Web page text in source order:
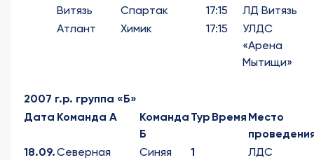
Витязь
Спартак 17:15
ЛД Витязь
Атлант
Химик 17:15
УЛДС
«Арена
Мытищи»
2007 г.р. группа «Б»
Дата Команда А
Команда
Б
Тур Время Место
18.09.Северная
Синяя
1
ЛДС